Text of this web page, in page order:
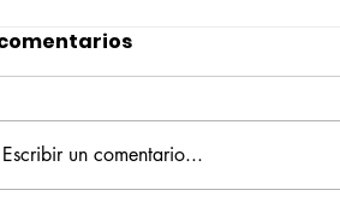
Escribir un comentario...